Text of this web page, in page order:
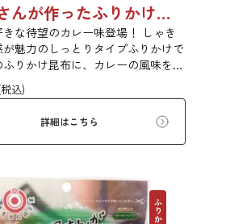
昆布屋さんが作ったふりかけ昆布和風だしカレー 30g 単品 5袋セット 20袋セット 6988
な待望のカレー味登場！ しゃき
が魅力のしっとりタイプふりかけで
りかけ昆布に、カレーの風味を加
らに、鰹といった他の和風だし原
しカレー風に仕上げました。昆布
込)
詳細はこちら